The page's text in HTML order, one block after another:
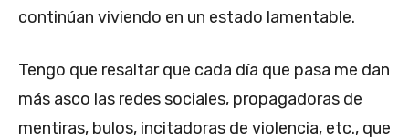
continúan viviendo en un estado lamentable.
Tengo que resaltar que cada día que pasa me dan
más asco las redes sociales, propagadoras de
mentiras, bulos, incitadoras de violencia, etc., que